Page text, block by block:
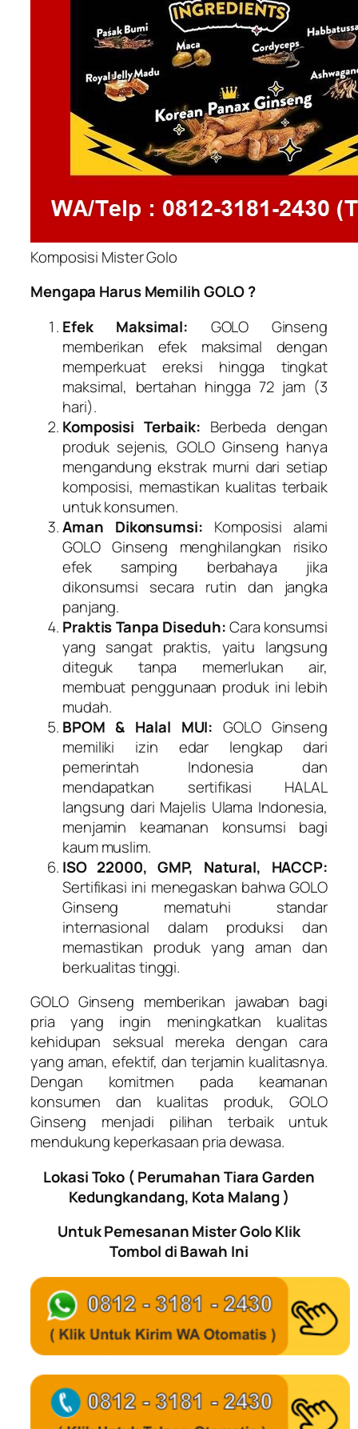
Komposisi Mister Golo
Mengapa Harus Memilih GOLO ?
Efek Maksimal: GOLO Ginseng
memberikan efek maksimal dengan
memperkuat ereksi hingga tingkat
maksimal, bertahan hingga 72 jam (3
hari).
Komposisi Terbaik: Berbeda dengan
produk sejenis, GOLO Ginseng hanya
mengandung ekstrak murni dari setiap
komposisi, memastikan kualitas terbaik
untuk konsumen.
Aman Dikonsumsi: Komposisi alami
GOLO Ginseng menghilangkan risiko
efek samping berbahaya jika
dikonsumsi secara rutin dan jangka
panjang.
Praktis Tanpa Diseduh:Cara konsumsi
yang sangat praktis, yaitu langsung
diteguk tanpa memerlukan air,
membuat penggunaan produk ini lebih
mudah.
BPOM & Halal MUI: GOLO Ginseng
memiliki izin edar lengkap dari
pemerintah Indonesia dan
mendapatkan sertifikasi HALAL
langsung dari Majelis Ulama Indonesia,
menjamin keamanan konsumsi bagi
kaum muslim.
ISO 22000, GMP, Natural, HACCP:
Sertifikasi ini menegaskan bahwa GOLO
Ginseng mematuhi standar
internasional dalam produksi dan
memastikan produk yang aman dan
berkualitas tinggi.
GOLO Ginseng memberikan jawaban bagi
pria yang ingin meningkatkan kualitas
kehidupan seksual mereka dengan cara
yang aman, efektif, dan terjamin kualitasnya.
Dengan komitmen pada keamanan
konsumen dan kualitas produk, GOLO
Ginseng menjadi pilihan terbaik untuk
mendukung keperkasaan pria dewasa.
Lokasi Toko ( Perumahan Tiara Garden
Kedungkandang, Kota Malang )
Untuk Pemesanan Mister Golo Klik
Tombol di Bawah Ini